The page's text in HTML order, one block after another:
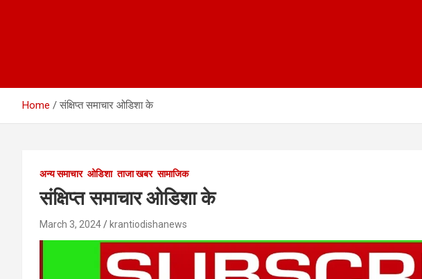
Home संक्षिप्त समाचार ओडिशा के
अन्य समाचार ओडिशा ताजा खबर सामाजिक
संक्षिप्त समाचार ओडिशा के
March 3, 2024 krantiodishanews